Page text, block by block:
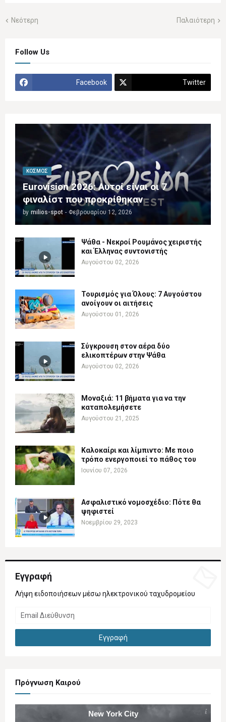
Νεότερη Παλαιότερη
Follow Us
Facebook Twitter
ΚΌΣΜΟΣ
Eurovision 2026: Αυτοί είναι οι 7
φιναλίστ που προκρίθηκαν
by milios-spot - Φεβρουαρίου 12, 2026
Ψάθα - Νεκροί Ρουμάνος χειριστής
και Έλληνας συντονιστής
Αυγούστου 02, 2026
Τουρισμός για Όλους: 7 Αυγούστου
ανοίγουν οι αιτήσεις
Αυγούστου 01, 2026
Σύγκρουση στον αέρα δύο
ελικοπτέρων στην Ψάθα
Αυγούστου 02, 2026
Μοναξιά: 11 βήματα για να την
καταπολεμήσετε
Αυγούστου 21, 2025
Καλοκαίρι και λίμπιντο: Με ποιο
τρόπο ενεργοποιεί το πάθος του
Ιουνίου 07, 2026
Ασφαλιστικό νομοσχέδιο: Πότε θα
ψηφιστεί
Νοεμβρίου 29, 2023
Εγγραφή
Λήψη ειδοποιήσεων μέσω ηλεκτρονικού ταχυδρομείου
Πρόγνωση Καιρού
New York City